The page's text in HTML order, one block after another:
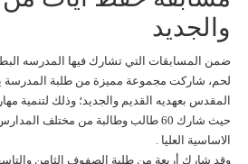
والجديد
ضمن المسابقات التي تشارك فيها المدرسه
المقدس بعهديه القديم والجديد؛ وذلك لتنمية
حيث شارك 60 طالب وطالبة من
الاساسية العليا .
وقد شارك أربعة من طلبة الصفوف الثامن